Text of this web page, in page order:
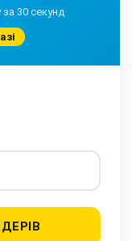
за 30 секунд